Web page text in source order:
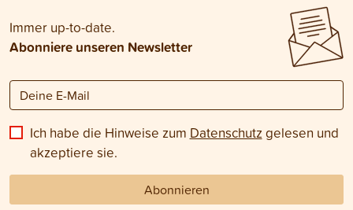
Immer up-to-date.
Abonniere unseren Newsletter
Ich habe die Hinweise zum Datenschutz gelesen und
akzeptiere sie.
Abonnieren